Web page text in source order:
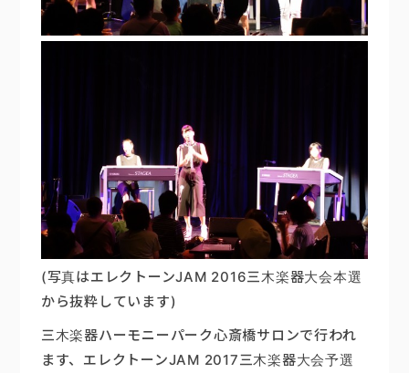
(写真はエレクトーンJAM 2016三木楽器大会本選
から抜粋しています)
三木楽器ハーモニーパーク心斎橋サロンで行われ
ます、エレクトーンJAM 2017三木楽器大会予選